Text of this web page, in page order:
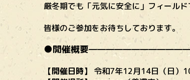
厳冬期でも「元気に安全に」フィール
皆様のご参加をお待ちしております。
●開催概要
【開催日時】
令和7年12月14日（日）